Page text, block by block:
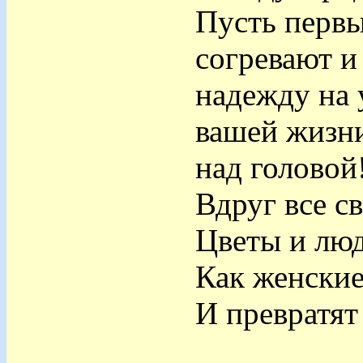
Пусть
согревают
надежду на
вашей
над
Вдруг все
Цветы и
Как
И